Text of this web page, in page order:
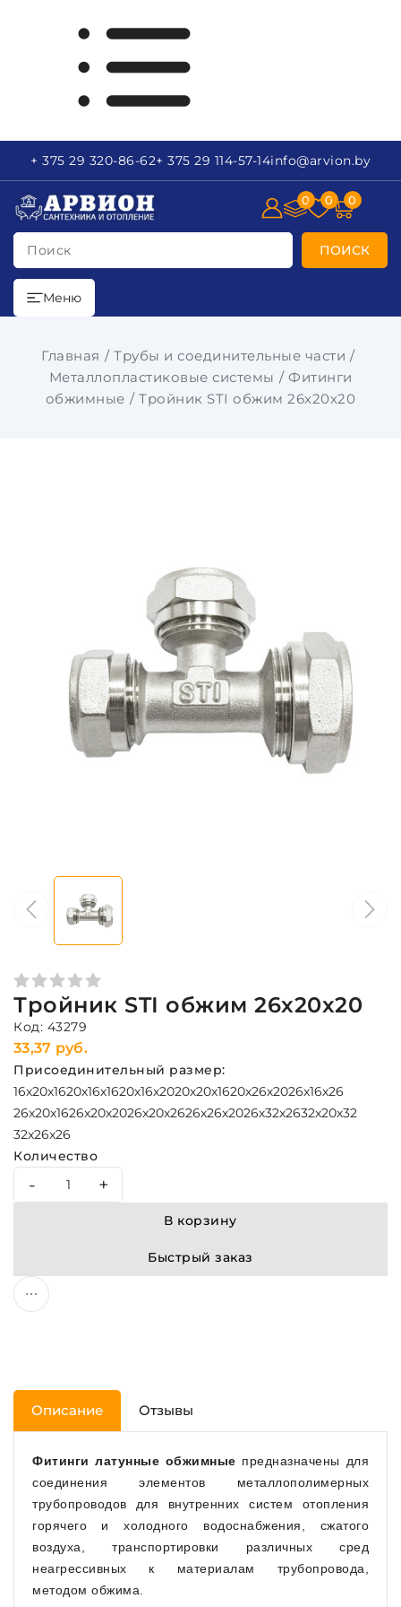
+ 375 29 320-86-62+ 375 29 114-57-14info@arvion.by
Поиск ПОИСК
0 0 0
Меню
Главная
Трубы и соединительные части
Металлопластиковые системы
Фитинги
обжимные
Тройник STI обжим 26х20х20
Тройник STI обжим 26х20х20
Код: 43279
33,37 руб.
Присоединительный размер:
16х20х1620х16х1620х16х2020х20х1620х26х2026х16х26
26х20х1626х20х2026х20х2626х26х2026х32х2632х20х32
32х26х26
Количество
- +
В корзину
Быстрый заказ
Описание Отзывы
Фитинги латунные обжимные предназначены для
соединения элементов металлополимерных
трубопроводов для внутренних систем отопления
горячего и холодного водоснабжения, сжатого
воздуха, транспортировки различных сред
неагрессивных к материалам трубопровода,
методом обжима.